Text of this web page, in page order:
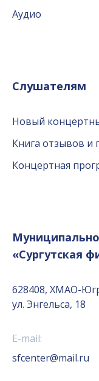
Аудио
Слушателям
Новый
Книга отзывов и
Концертная
«Сургутская
628408, ХМАО-
ул. Энгельса, 18
E-mail:
sfcenter@mail.ru